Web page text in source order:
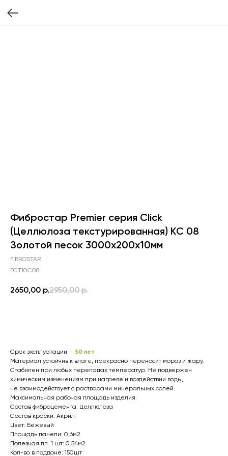
Фибростар Premier серия Click
(Целлюлоза текстурированная) КС 08
Золотой песок 3000х200х10мм
FIBROSTAR
FCT10C08
2650,00 р.2950,00 р.
Срок эксплуатации — 50 лет
Материал устойчив к влаге, прекрасно переносит мороз и жару.
Стабилен при любых перепадах температур. Не подвержен
химическим изменениям при нагреве и воздействии воды,
не взаимодействует с растворами минеральных солей.
Максимальная рабочая площадь изделия.
Состав фиброцемента: Целлюлоза
Состав краски: Акрил
Цвет: Бежевый
Площадь панели: 0,6м2
Полезная пл. 1 шт: 0.54м2
Кол-во в поддоне: 150шт